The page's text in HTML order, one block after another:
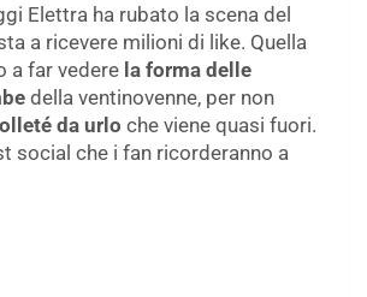
Elettra ha rubato la scena del
a ricevere milioni di like. Quella
a far vedere la forma delle
della ventinovenne, per non
da urlo che viene quasi fuori.
social che i fan ricorderanno a